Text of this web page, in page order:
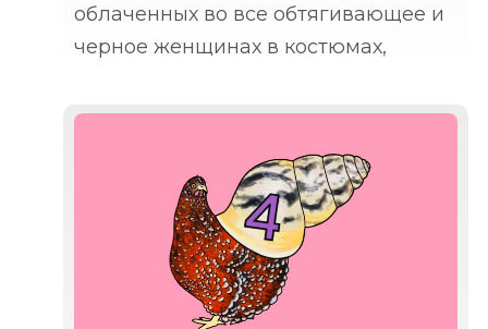
облаченных во все обтягивающее и
черное женщинах в костюмах,
драматически сексуальные образы
социальных сетей. В мирное время в